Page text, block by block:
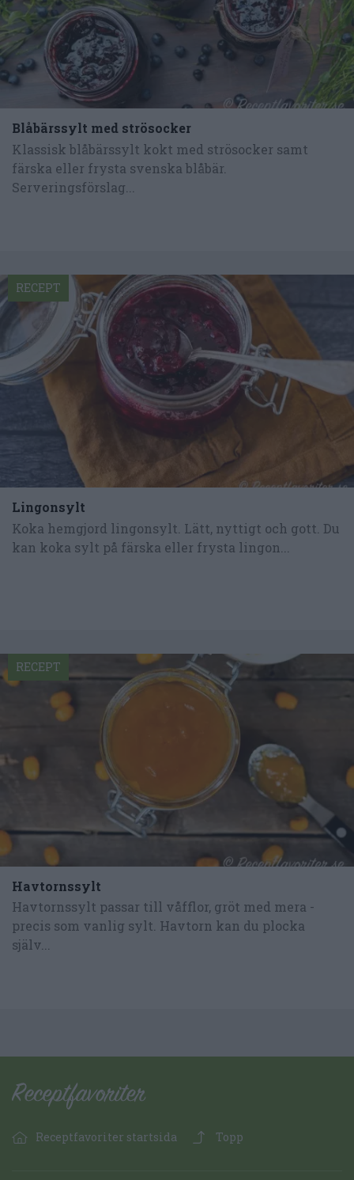
Blåbärssylt med strösocker
Klassisk blåbärssylt kokt med strösocker samt
färska eller frysta svenska blåbär.
Serveringsförslag...
Lingonsylt
Koka hemgjord lingonsylt. Lätt, nyttigt och gott. Du
kan koka sylt på färska eller frysta lingon...
RECEPT
Havtornssylt
Havtornssylt passar till våfflor, gröt med mera -
precis som vanlig sylt. Havtorn kan du plocka
själv...
RECEPT
Receptfavoriter startsida Topp